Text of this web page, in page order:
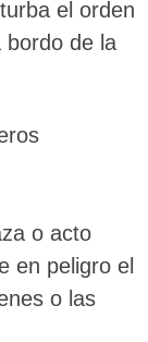
el orden
bordo de la
o acto
en peligro el
o las